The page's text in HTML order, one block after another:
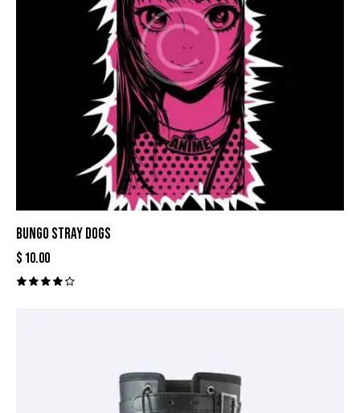
BUNGO STRAY DOGS
$ 10.00